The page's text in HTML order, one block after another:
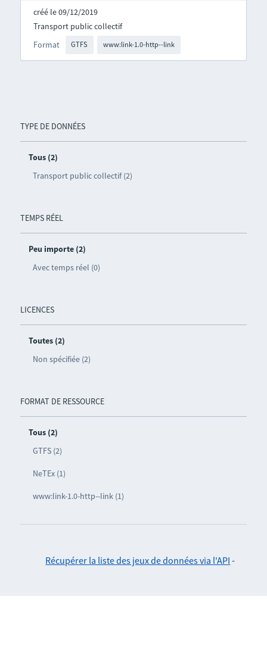
TYPE DE DONNÉES
Tous (2)
Transport public collectif (2)
TEMPS RÉEL
Peu importe (2)
Avec temps réel (0)
LICENCES
Toutes (2)
Non spécifiée (2)
FORMAT DE RESSOURCE
Tous (2)
GTFS (2)
NeTEx (1)
www:link-1.0-http--link (1)
créé le 09/12/2019
Format GTFS www:link-1.0-http--link
Transport public collectif
Récupérer la liste des jeux de données via l'API -